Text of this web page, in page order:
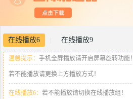
在线播放6 在线播放9
温馨提示： 手机全屏播放请开启屏幕旋转功能！
若不能播放请更换上方播放方式！
在线播放6： 若不能播放请切换在线播放组！